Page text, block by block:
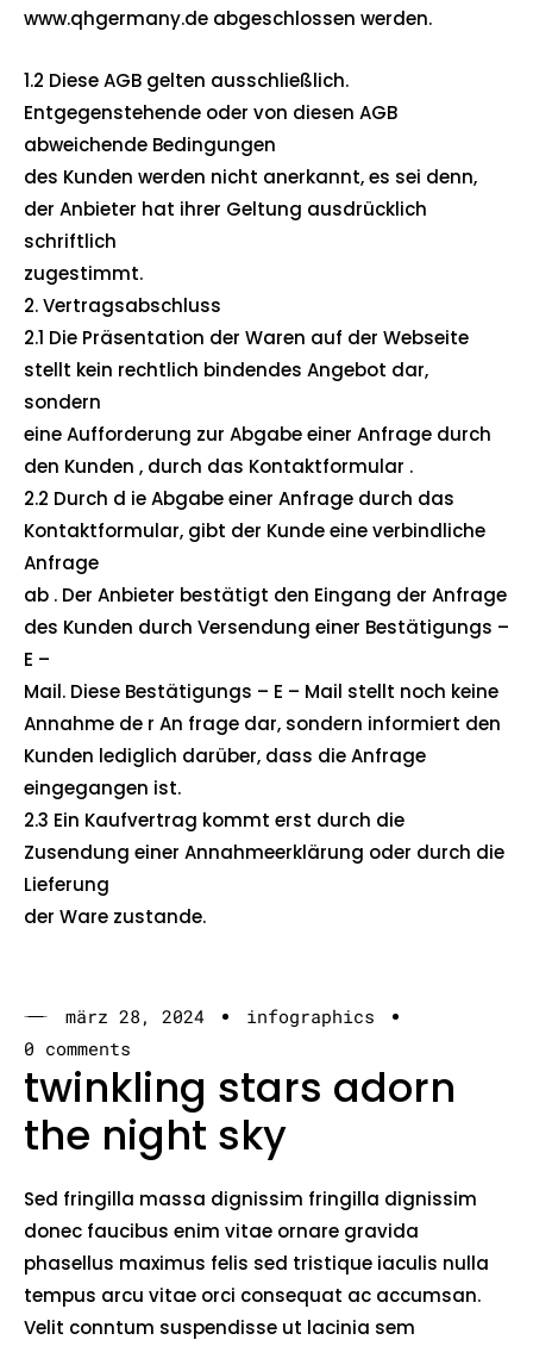
www.qhgermany.de abgeschlossen werden.
1.2 Diese AGB gelten ausschließlich.
Entgegenstehende oder von diesen AGB
abweichende Bedingungen
des Kunden werden nicht anerkannt, es sei denn,
der Anbieter hat ihrer Geltung ausdrücklich
schriftlich
zugestimmt.
2. Vertragsabschluss
2.1 Die Präsentation der Waren auf der Webseite
stellt kein rechtlich bindendes Angebot dar,
sondern
eine Aufforderung zur Abgabe einer Anfrage durch
den Kunden , durch das Kontaktformular .
2.2 Durch d ie Abgabe einer Anfrage durch das
Kontaktformular, gibt der Kunde eine verbindliche
Anfrage
ab . Der Anbieter bestätigt den Eingang der Anfrage
des Kunden durch Versendung einer Bestätigungs –
E –
Mail. Diese Bestätigungs – E – Mail stellt noch keine
Annahme de r An frage dar, sondern informiert den
Kunden lediglich darüber, dass die Anfrage
eingegangen ist.
2.3 Ein Kaufvertrag kommt erst durch die
Zusendung einer Annahmeerklärung oder durch die
Lieferung
der Ware zustande.​
märz 28, 2024
infographics
0 comments
twinkling stars adorn
the night sky
Sed fringilla massa dignissim fringilla dignissim
donec faucibus enim vitae ornare gravida
phasellus maximus felis sed tristique iaculis nulla
tempus arcu vitae orci consequat ac accumsan.
Velit conntum suspendisse ut lacinia sem